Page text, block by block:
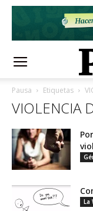
Pausa Etiquetas
VIOLENCIA
La